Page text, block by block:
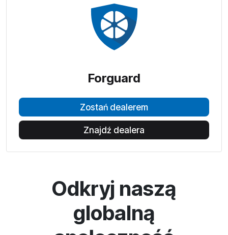
Forguard
Zostań dealerem
Znajdź dealera
Odkryj naszą
globalną